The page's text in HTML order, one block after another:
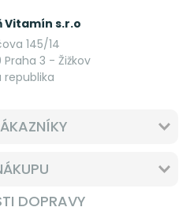
Vitamín s.r.o
145/14
Praha 3 - Žižkov
republika
DOPRAVY